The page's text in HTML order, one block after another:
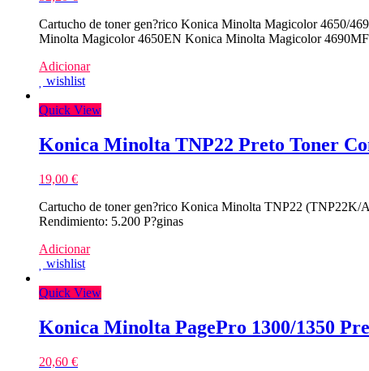
Cartucho de toner gen?rico Konica Minolta Magicolor 4650/
Minolta Magicolor 4650EN Konica Minolta Magicolor
Adicionar
wishlist
Quick View
Konica Minolta TNP22 Preto Toner
19,00 €
Cartucho de toner gen?rico Konica Minolta TNP22 (TNP22K/
Rendimiento: 5.200 P?ginas
Adicionar
wishlist
Quick View
Konica Minolta PagePro 1300/1350
20,60 €